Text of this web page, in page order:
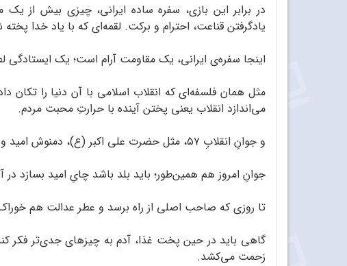
در برابر این بازی، سفره‌ ساده‌‌ ایرانی، چیزی بیش از
یادگرفتن قناعت، احترام و برکت. لقمه‌ای که با یاد خدا
اینجا سفره‌ی ایرانی، یک مقاومت آرام است؛ یک ایستاد‌گی
مثل همان فلسفه‌ای که انقلاب اسلامی با آن دنیا را
می‌‌اندازد انقلاب یعنی پختن آینده با حرارتِ محبت مردم.
و جوانِ انقلابِ ۵۷، مثل حضرت علی اکبر (ع)، دمنوش امید و ایمانِ یک نسل بود! بود تا پدرش بماند، تا عطر حقیقت ایمان در دنیا بپیچد.
جوانِ امروز هم همین‌طور؛ باید بلد باشد چایِ امید بسازد
تا روزی که صاحب اصلی از راه برسد و عطر عدالت هم
گاهی باید در حین پخت غذا، آدم به چیزهای جدی‌تر فکر
زحمت می‌کشد.